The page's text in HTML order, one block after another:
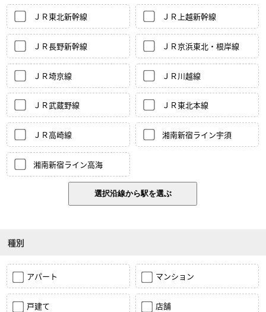
ＪＲ東北新幹線 ＪＲ上越新幹線
ＪＲ長野新幹線 ＪＲ京浜東北・根岸線
ＪＲ埼京線 ＪＲ川越線
ＪＲ武蔵野線 ＪＲ東北本線
ＪＲ高崎線 湘南新宿ライン宇須
湘南新宿ライン高海
種別
アパート マンション
戸建て 店舗